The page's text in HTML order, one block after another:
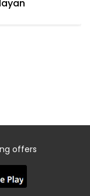
offers